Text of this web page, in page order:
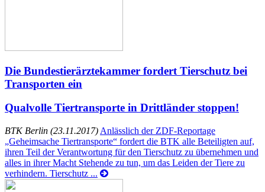
Die Bundestierärztekammer fordert Tierschutz bei
Transporten ein
Qualvolle Tiertransporte in Drittländer stoppen!
BTK Berlin (23.11.2017) Anlässlich der ZDF-Reportage
„Geheimsache Tiertransporte“ fordert die BTK alle Beteiligten auf,
ihren Teil der Verantwortung für den Tierschutz zu übernehmen und
alles in ihrer Macht Stehende zu tun, um das Leiden der Tiere zu
verhindern. Tierschutz ...